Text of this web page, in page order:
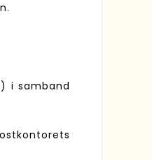
i samband